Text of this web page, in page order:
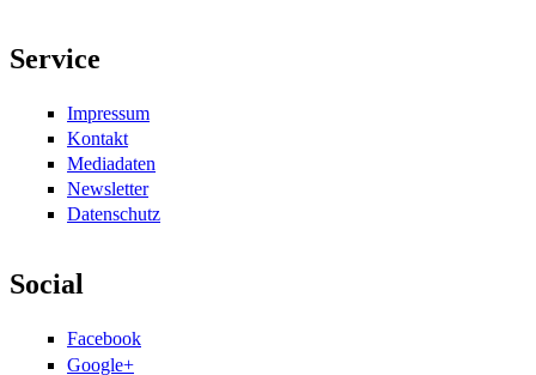
Service
Impressum
Kontakt
Mediadaten
Newsletter
Datenschutz
Social
Facebook
Google+